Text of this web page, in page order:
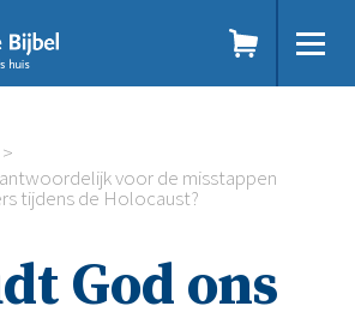
voor de misstappen
tijdens de Holocaust?
God ons
Doe mee
Voor jou
Podcast
Magazine